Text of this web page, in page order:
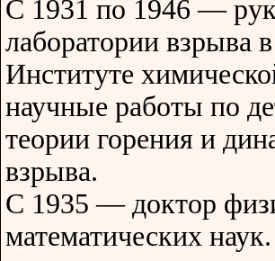
С 1931 по 1946 —
лаборатории взрыва в
Институте
научные работы по
теории горения и
взрыва.
С 1935 — доктор
математических наук.